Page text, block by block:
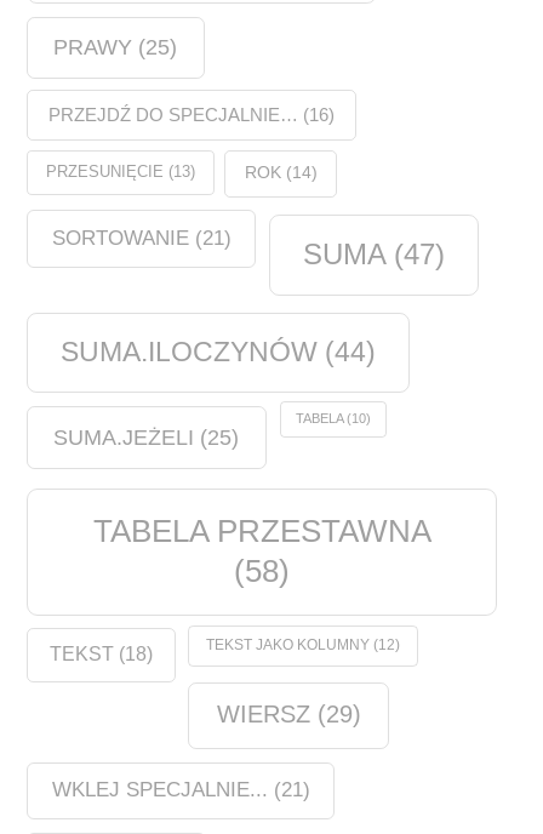
PRAWY (25)
PRZEJDŹ DO SPECJALNIE… (16)
PRZESUNIĘCIE (13) ROK(14)
SORTOWANIE(21) SUMA(47)
SUMA.ILOCZYNÓW (44)
SUMA.JEŻELI (25)
TABELA(10)
TABELA PRZESTAWNA
(58)
TEKST (18) TEKST JAKO KOLUMNY(12)
WIERSZ(29)
WKLEJ SPECJALNIE... (21)